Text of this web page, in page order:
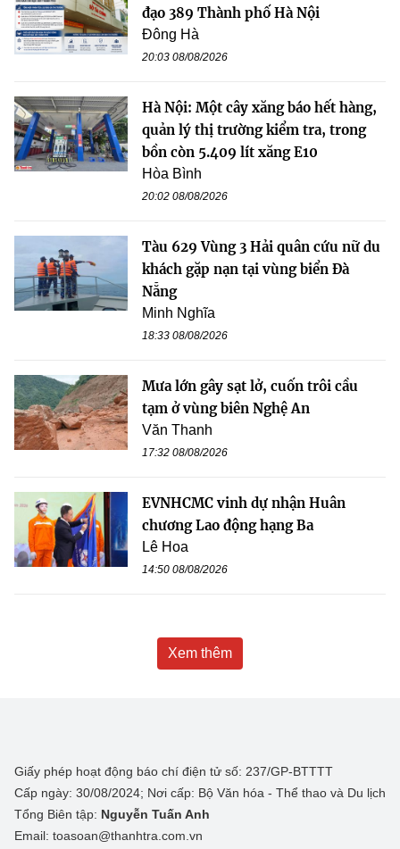
đạo 389 Thành phố Hà Nội
Đông Hà
20:03 08/08/2026
Hà Nội: Một cây xăng báo hết hàng,
quản lý thị trường kiểm tra, trong
bồn còn 5.409 lít xăng E10
Hòa Bình
20:02 08/08/2026
Tàu 629 Vùng 3 Hải quân cứu nữ du
khách gặp nạn tại vùng biển Đà
Nẵng
Minh Nghĩa
18:33 08/08/2026
Mưa lớn gây sạt lở, cuốn trôi cầu
tạm ở vùng biên Nghệ An
Văn Thanh
17:32 08/08/2026
EVNHCMC vinh dự nhận Huân
chương Lao động hạng Ba
Lê Hoa
14:50 08/08/2026
Xem thêm
Giấy phép hoạt động báo chí điện tử số: 237/GP-BTTTT
Cấp ngày: 30/08/2024; Nơi cấp: Bộ Văn hóa - Thể thao và Du lịch
Tổng Biên tập: Nguyễn Tuấn Anh
Email: toasoan@thanhtra.com.vn